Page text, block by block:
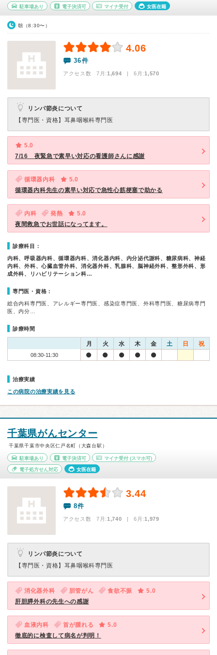
駐車場あり 電子決済可 マイナ受付 女医在籍
朝（8:30〜）
4.06
36件
アクセス数 7月:1,694 | 6月:1,570
リンパ節炎について
【専門医・資格】 耳鼻咽喉科専門医
5.0
7/16 夜緊急で素早い対応の看護師さんに感謝
循環器内科
5.0
循環器内科先生の素早い対応で急性心筋梗塞で助かる
内科 発熱
5.0
夜間救急でお世話になってます。
診療科目：
内科、呼吸器内科、循環器内科、消化器内科、内分泌代謝科、糖尿病科、神経
内科、外科、心臓血管外科、消化器外科、乳腺科、脳神経外科、整形外科、形
成外科、リハビリテーション科…
専門医・資格：
総合内科専門医、アレルギー専門医、感染症専門医、外科専門医、糖尿病専門
医、内分…
診療時間
月 火 水 木 金 土 日 祝
08:30-11:30
治療実績
この病院の治療実績を見る
千葉県がんセンター
千葉県千葉市中央区仁戸名町（大森台駅）
駐車場あり 電子決済可 マイナ受付 (スマホ可)
電子処方せん対応 女医在籍
3.44
8件
アクセス数 7月:1,740 | 6月:1,979
リンパ節炎について
【専門医・資格】 耳鼻咽喉科専門医
消化器外科 胆管がん 食欲不振
5.0
肝胆膵外科の先生への感謝
血液内科 首が腫れる
5.0
徹底的に検査して病名が判明！